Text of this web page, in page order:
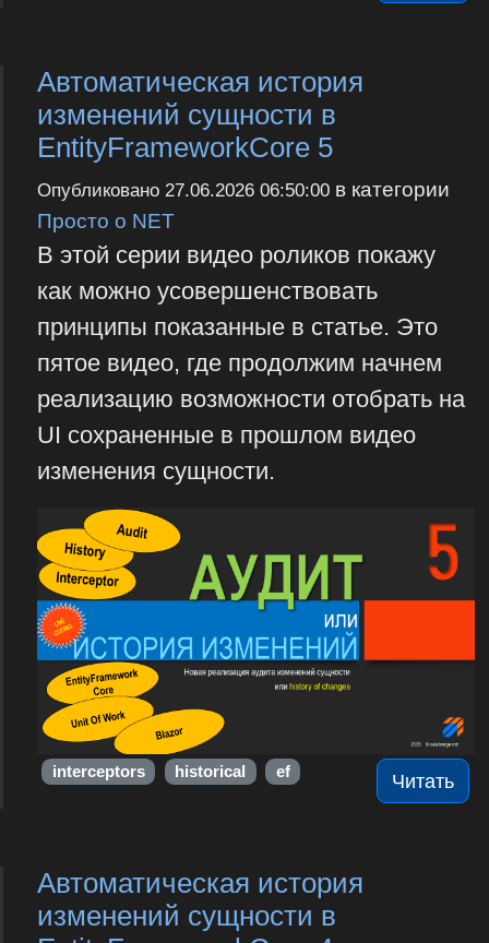
Автоматическая история
изменений сущности в
EntityFrameworkCore 5
Опубликовано 27.06.2026 06:50:00в категории
Просто о NET
В этой серии видео роликов покажу
как можно усовершенствовать
принципы показанные в статье. Это
пятое видео, где продолжим начнем
реализацию возможности отобрать на
UI сохраненные в прошлом видео
изменения сущности.
Читать
interceptors historical ef
Автоматическая история
изменений сущности в